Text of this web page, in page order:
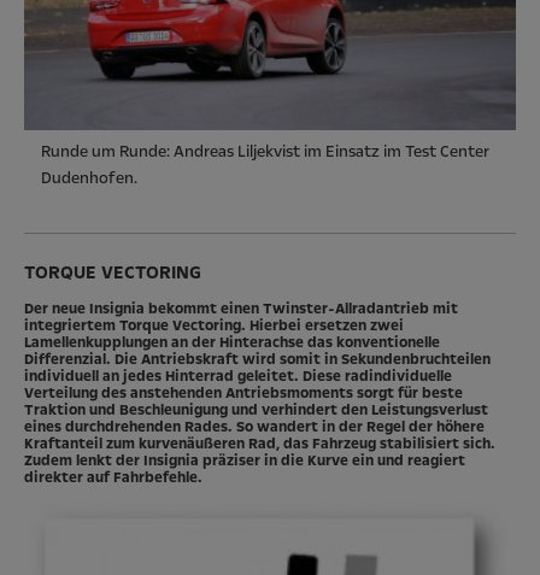
Runde um Runde: Andreas Liljekvist im Einsatz im Test Center
Dudenhofen.
TORQUE VECTORING
Der neue Insignia bekommt einen Twinster-Allradantrieb mit
integriertem Torque Vectoring. Hierbei ersetzen zwei
Lamellenkupplungen an der Hinterachse das konventionelle
Differenzial. Die Antriebskraft wird somit in Sekundenbruchteilen
individuell an jedes Hinterrad geleitet. Diese radindividuelle
Verteilung des anstehenden Antriebsmoments sorgt für beste
Traktion und Beschleunigung und verhindert den Leistungsverlust
eines durchdrehenden Rades. So wandert in der Regel der höhere
Kraftanteil zum kurvenäußeren Rad, das Fahrzeug stabilisiert sich.
Zudem lenkt der Insignia präziser in die Kurve ein und reagiert
direkter auf Fahrbefehle.